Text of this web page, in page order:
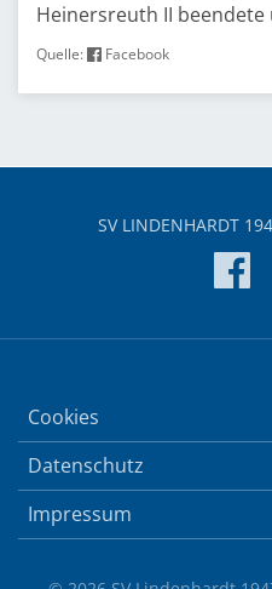
Heinersreuth II beendete
Quelle: Facebook
SV LINDENHARDT
Cookies
Datenschutz
Impressum